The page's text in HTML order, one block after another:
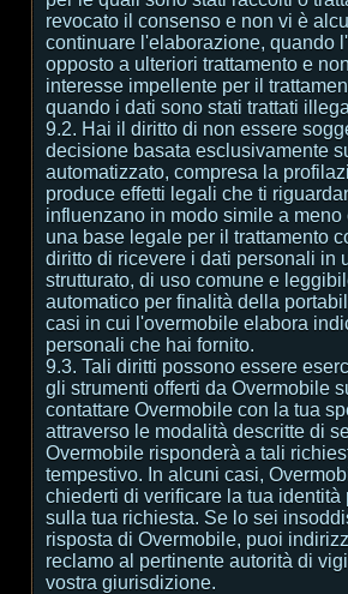
revocato il consenso e non vi è
continuare l'elaborazione, quando
opposto a ulteriori trattamento e
interesse impellente per il
quando i dati sono stati trattati
9.2. Hai il diritto di non essere
decisione basata esclusivamente
automatizzato, compresa la
produce effetti legali che ti
influenzano in modo simile a meno
una base legale per il trattamento
diritto di ricevere i dati personali in
strutturato, di uso comune e
automatico per finalità della
casi in cui l'overmobile elabora
personali che hai fornito.
9.3. Tali diritti possono essere
gli strumenti offerti da Overmobile
contattare Overmobile con la tua
attraverso le modalità descritte di
Overmobile risponderà a tali
tempestivo. In alcuni casi,
chiederti di verificare la tua identità
sulla tua richiesta. Se lo sei
risposta di Overmobile, puoi
reclamo al pertinente autorità di
vostra giurisdizione.